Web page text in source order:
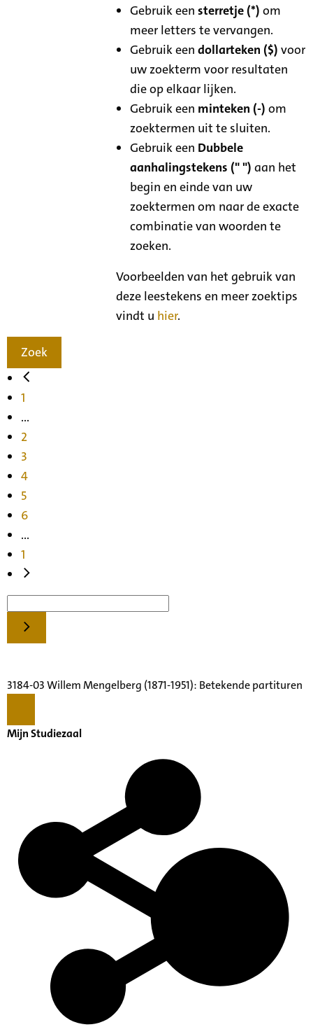
Gebruik eensterretje (*) om
meer letters te vervangen.
Gebruik eendollarteken ($) voor
uw zoekterm voor resultaten
die op elkaar lijken.
Gebruik een minteken (-) om
zoektermen uit te sluiten.
Gebruik een Dubbele
aanhalingstekens (" ") aan het
begin en einde van uw
zoektermen om naar de exacte
combinatie van woorden te
zoeken.
Voorbeelden van het gebruik van
deze leestekens en meer zoektips
vindt u hier.
Zoek
1
...
2
3
4
5
6
...
1
3184-03 Willem Mengelberg (1871-1951): Betekende partituren
Mijn Studiezaal